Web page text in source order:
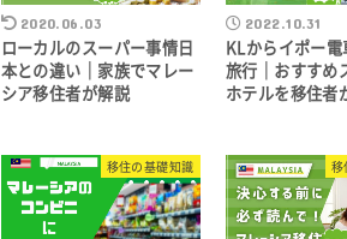
2020.06.03
ローカルのスーパー事情日
本との違い｜家族でマレー
シア移住者が解説
2022.10.31
KLからイポー
旅行｜おすすめ
ホテルを移住者
移住の基礎知識 移